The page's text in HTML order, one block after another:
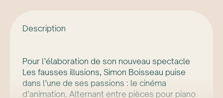
Description
Pour l’élaboration de son nouveau spectacle
Les fausses illusions, Simon Boisseau puise
dans l’une de ses passions : le cinéma
d’animation. Alternant entre pièces pour piano